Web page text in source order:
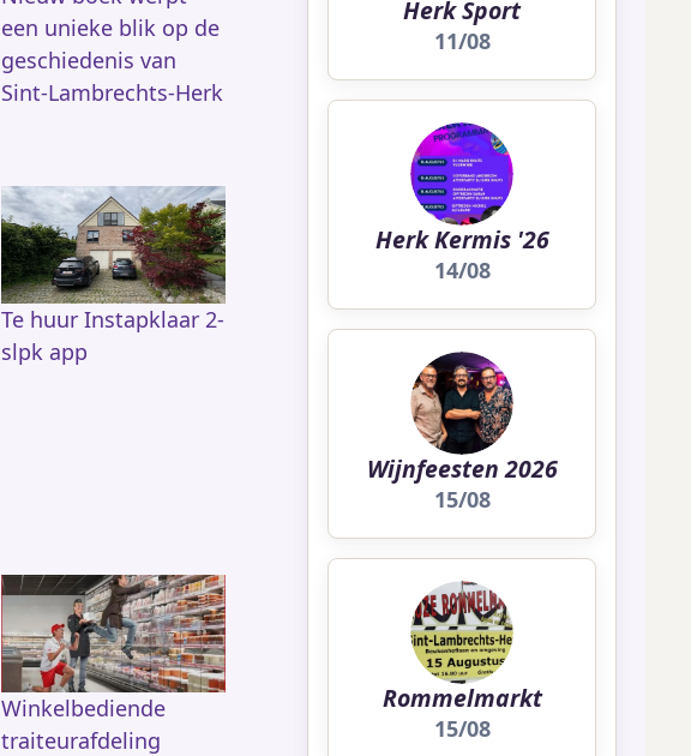
een unieke blik op de
geschiedenis van
Sint-Lambrechts-Herk
Te huur Instapklaar 2-
slpk app
Winkelbediende
traiteurafdeling
Herk Sport
11/08
Herk Kermis '26
14/08
Wijnfeesten 2026
15/08
Rommelmarkt
15/08